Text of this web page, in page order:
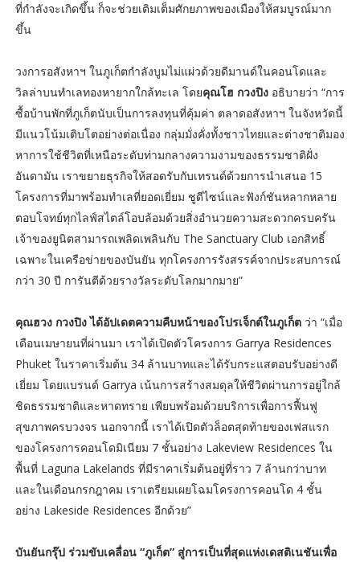
ที่กำลังจะเกิดขึ้น ก็จะช่วยเติมเต็มศักยภาพของเมืองให้สมบูรณ์มาก
ขึ้น
วงการอสังหาฯ ในภูเก็ตกำลังบูมไม่แผ่วด้วยดีมานด์ในคอนโดและ
วิลล่าบนทำเลทองหายากใกล้ทะเล โดยคุณโฮ กวงปิงอธิบายว่า “การ
ซื้อบ้านพักที่ภูเก็ตนับเป็นการลงทุนที่คุ้มค่า ตลาดอสังหาฯ ในจังหวัดนี้
มีแนวโน้มเติบโตอย่างต่อเนื่อง กลุ่มมั่งคั่งทั้งชาวไทยและต่างชาติมอง
หาการใช้ชีวิตที่เหนือระดับท่ามกลางความงามของธรรมชาติฝั่ง
อันดามัน เราขยายธุรกิจให้สอดรับกับเทรนด์ด้วยการนำเสนอ 15
โครงการที่มาพร้อมทำเลที่ยอดเยี่ยม ชูดีไซน์และฟังก์ชันหลากหลาย
ตอบโจทย์ทุกไลฟ์สไตล์โอบล้อมด้วยสิ่งอำนวยความสะดวกครบครัน
เจ้าของยูนิตสามารถเพลิดเพลินกับ The Sanctuary Club เอกสิทธิ์
เฉพาะในเครือข่ายของบันยัน ทุกโครงการรังสรรค์จากประสบการณ์
กว่า 30 ปี การันตีด้วยรางวัลระดับโลกมากมาย”
คุณฮวง กวงปิง ได้อัปเดตความคืบหน้าของโปรเจ็กต์ในภูเก็ต ว่า “เมื่อ
เดือนเมษายนที่ผ่านมา เราได้เปิดตัวโครงการ Garrya Residences
Phuket ในราคาเริ่มต้น 34 ล้านบาทและได้รับกระแสตอบรับอย่างดี
เยี่ยม โดยแบรนด์ Garrya เน้นการสร้างสมดุลให้ชีวิตผ่านการอยู่ใกล้
ชิดธรรมชาติและหาดทราย เพียบพร้อมด้วยบริการเพื่อการฟื้นฟู
สุขภาพครบวงจร นอกจากนี้ เราได้เปิดตัวล็อตสุดท้ายของเฟสแรก
ของโครงการคอนโดมิเนียม 7 ชั้นอย่าง Lakeview Residences ใน
พื้นที่ Laguna Lakelands ที่มีราคาเริ่มต้นอยู่ที่ราว 7 ล้านกว่าบาท
และในเดือนกรกฎาคม เราเตรียมเผยโฉมโครงการคอนโด 4 ชั้น
อย่าง Lakeside Residences อีกด้วย”
บันยันกรุ๊ป ร่วมขับเคลื่อน “ภูเก็ต” สู่การเป็นที่สุดแห่งเดสติเนชันเพื่อ